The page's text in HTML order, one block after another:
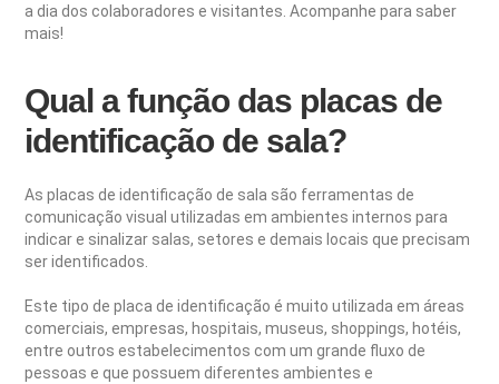
a dia dos colaboradores e visitantes. Acompanhe para saber
mais!
Qual a função das placas de
identificação de sala?
As placas de identificação de sala são ferramentas de
comunicação visual utilizadas em ambientes internos para
indicar e sinalizar salas, setores e demais locais que precisam
ser identificados.
Este tipo de placa de identificação é muito utilizada em áreas
comerciais, empresas, hospitais, museus, shoppings, hotéis,
entre outros estabelecimentos com um grande fluxo de
pessoas e que possuem diferentes ambientes e